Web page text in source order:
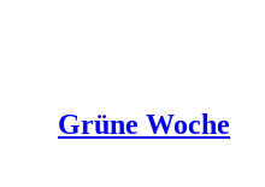
Grüne Woche